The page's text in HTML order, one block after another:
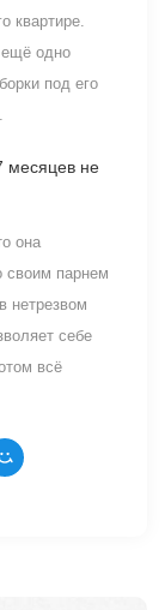
квартире.
ещё одно
под его
она
своим парнем
нетрезвом
себе
всё